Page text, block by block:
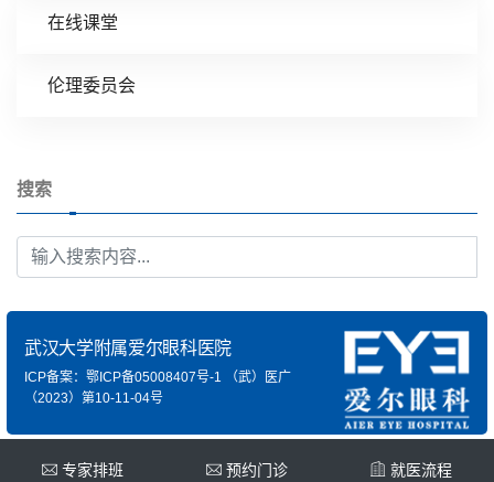
在线课堂
伦理委员会
搜索
武汉大学附属爱尔眼科医院
ICP备案：鄂ICP备05008407号-1 （武）医广
（2023）第10-11-04号
专家排班 预约门诊 就医流程